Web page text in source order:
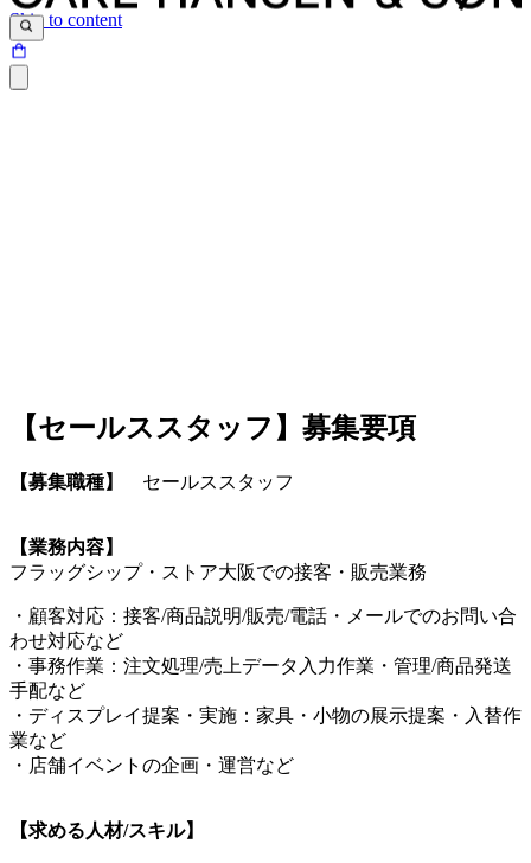
Skip to content
【セールススタッフ】募集要項
【募集職種】 セールススタッフ
【業務内容】
フラッグシップ・ストア大阪での接客・販売業務
・顧客対応：接客/商品説明/販売/電話・メールでのお問い合
わせ対応など
・事務作業：注文処理/売上データ入力作業・管理/商品発送
手配など
・ディスプレイ提案・実施：家具・小物の展示提案・入替作
業など
・店舗イベントの企画・運営など
【求める人材/スキル】